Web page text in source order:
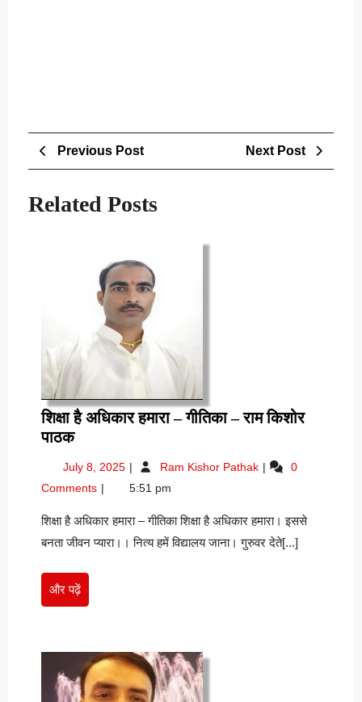
Post
navigation
Previous PostPrevious
Next Post
Related Posts
शिक्षा है अधिकार हमारा – गीतिका – राम किशोर
पाठकशिक्षा
अधिकार
हमारा
–
गीतिका
–
राम
किशोर
पाठक
July 8, 2025 July
2025
Ram Kishor Pathak शिक्षा
गीतिका
0
Comments
5:51 pm
शिक्षा है अधिकार हमारा – गीतिका शिक्षा है अधिकार हमारा। इससे
बनता जीवन प्यारा।। नित्य हमें विद्यालय जाना। गुरुवर देते[...]
और पढ़ेंऔर
पढ़ें